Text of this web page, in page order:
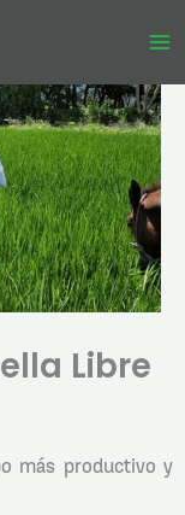
Libre
más productivo y